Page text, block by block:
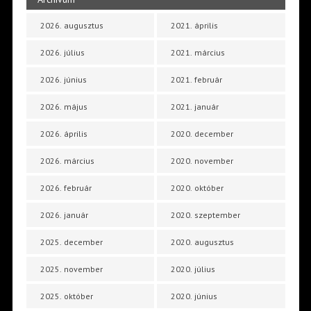
2026. augusztus
2026. július
2026. június
2026. május
2026. április
2026. március
2026. február
2026. január
2025. december
2025. november
2025. október
2021. április
2021. március
2021. február
2021. január
2020. december
2020. november
2020. október
2020. szeptember
2020. augusztus
2020. július
2020. június